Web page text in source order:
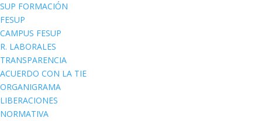
SUP FORMACIÓN
FESUP
CAMPUS FESUP
R. LABORALES
TRANSPARENCIA
ACUERDO CON LA TIE
ORGANIGRAMA
LIBERACIONES
NORMATIVA